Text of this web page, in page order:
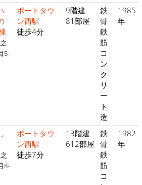
5-
ポートタウ
ン西駅
徒歩4分
9階建
81部屋
鉄
骨
鉄
筋
コ
ン
ク
リ
ー
ト
造
1985
年
8-
ポートタウ
ン西駅
徒歩7分
13階建
612部屋
鉄
骨
鉄
筋
コ
1982
年